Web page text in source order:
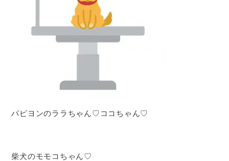
パピヨンのララちゃん♡ココちゃん♡
柴犬のモモコちゃん♡